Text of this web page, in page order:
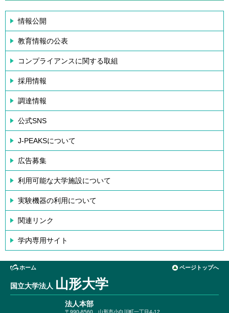
情報公開
教育情報の公表
コンプライアンスに関する取組
採用情報
調達情報
公式SNS
J-PEAKSについて
広告募集
利用可能な大学施設について
実験機器の利用について
関連リンク
学内専用サイト
ホーム ページトップへ
国立大学法人 山形大学
法人本部
〒990-8560 山形市小白川町一丁目4-12